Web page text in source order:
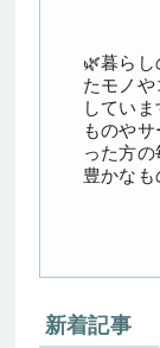
🌿暮らし
たモノ
してい
ものや
った方の
豊かなも
新着記事